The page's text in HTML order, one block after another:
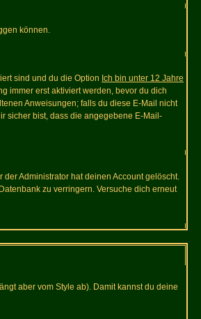
können.
sind und du die Option Ich bin unter 12 Jahre
immer erst aktiviert werden, bevor du dich
Anweisungen; falls du diese E-Mail nicht
sicher bist, dass die angegebene E-Mail-
Administrator hat deinen Account gelöscht.
zu verringern. Versuche dich erneut
aber vom Style ab). Damit kannst du deine